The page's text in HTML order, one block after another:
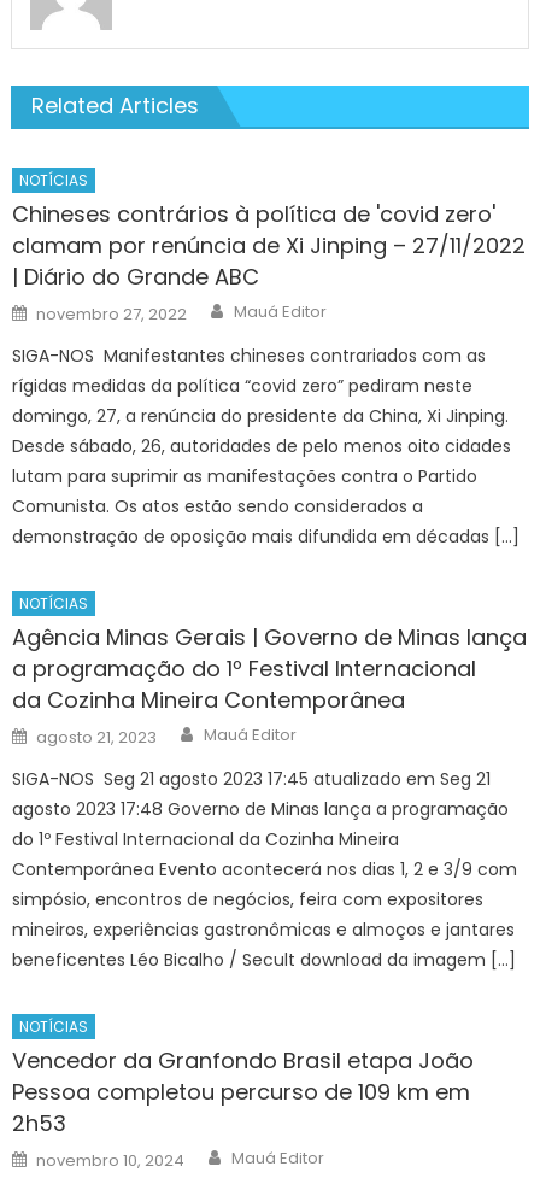
Related Articles
NOTÍCIAS
Chineses contrários à política de 'covid zero'
clamam por renúncia de Xi Jinping – 27/11/2022
| Diário do Grande ABC
Posted
on
novembro 27, 2022 Author
Mauá Editor
SIGA-NOS Manifestantes chineses contrariados com as
rígidas medidas da política “covid zero” pediram neste
domingo, 27, a renúncia do presidente da China, Xi Jinping.
Desde sábado, 26, autoridades de pelo menos oito cidades
lutam para suprimir as manifestações contra o Partido
Comunista. Os atos estão sendo considerados a
demonstração de oposição mais difundida em décadas […]
NOTÍCIAS
Agência Minas Gerais | Governo de Minas lança
a programação do 1º Festival Internacional
da Cozinha Mineira Contemporânea
Posted
on
agosto 21, 2023 Author
Mauá Editor
SIGA-NOS Seg 21 agosto 2023 17:45 atualizado em Seg 21
agosto 2023 17:48 Governo de Minas lança a programação
do 1º Festival Internacional da Cozinha Mineira
Contemporânea Evento acontecerá nos dias 1, 2 e 3/9 com
simpósio, encontros de negócios, feira com expositores
mineiros, experiências gastronômicas e almoços e jantares
beneficentes Léo Bicalho / Secult download da imagem […]
NOTÍCIAS
Vencedor da Granfondo Brasil etapa João
Pessoa completou percurso de 109 km em
2h53
Posted
on
novembro 10, 2024 Author
Mauá Editor